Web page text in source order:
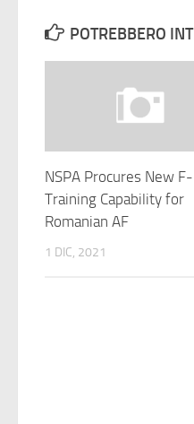
POTREBBERO
NSPA Procures New
Training Capability for
Romanian AF
1 DIC, 2021